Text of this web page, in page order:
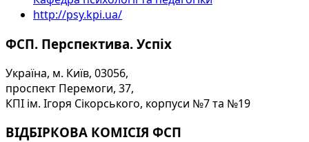
http://psy.kpi.ua/
ФСП. Перспектива. Успіх
Україна, м. Київ, 03056,
проспект Перемоги, 37,
КПІ ім. Ігоря Сікорського, корпуси №7 та №19
ВІДБІРКОВА КОМІСІЯ ФСП